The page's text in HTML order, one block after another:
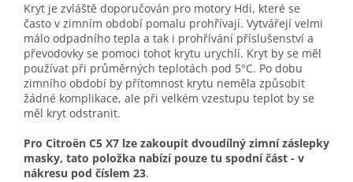
Kryt je zvláště doporučován pro motory Hdi, které se
často v zimním období pomalu prohřívají. Vytvářejí velmi
málo odpadního tepla a tak i prohřívání příslušenství a
převodovky se pomoci tohot krytu urychlí. Kryt by se měl
používat při průměrných teplotách pod 5°C. Po dobu
zimního období by přítomnost krytu neměla způsobit
žádné komplikace, ale při velkém vzestupu teplot by se
měl kryt odstranit.
Pro Citroën C5 X7 lze zakoupit dvoudílný zimní záslepky
masky, tato položka nabízí pouze tu spodní část - v
nákresu pod číslem 23.